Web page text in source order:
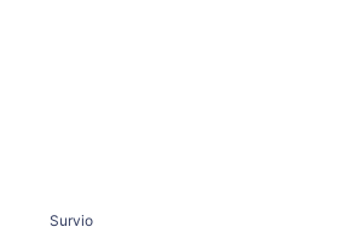
Survio